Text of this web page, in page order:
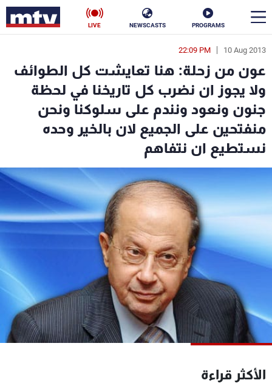
PROGRAMS
NEWSCASTS
LIVE
10 Aug 2013
22:09 PM
عون من زحلة: هنا تعايشت كل الطوائف
ولا يجوز ان نضرب كل تاريخنا في لحظة
جنون ونعود ونندم على سلوكنا ونحن
منفتحين على الجميع لان بالخير وحده
نستطيع ان نتفاهم
الأكثر قراءة
en
الأخبار
سياسة ناس
فن
منوعات رياضة
كأس العالم
البرامج
جدول البرامج
شاهد البرامج
الترددات
عن MTV
لاعلاناتكم
وظائف